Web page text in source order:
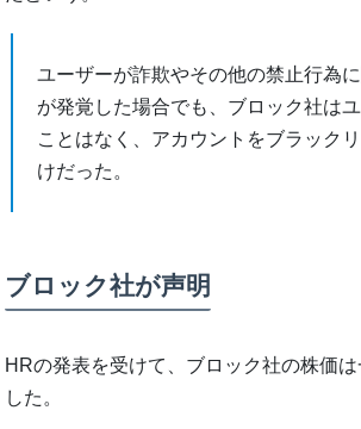
ユーザーが詐欺やその他の禁止行為
が発覚した場合でも、ブロック社は
ことはなく、アカウントをブラック
けだった。
ブロック社が声明
HRの発表を受けて、ブロック社の株価
した。